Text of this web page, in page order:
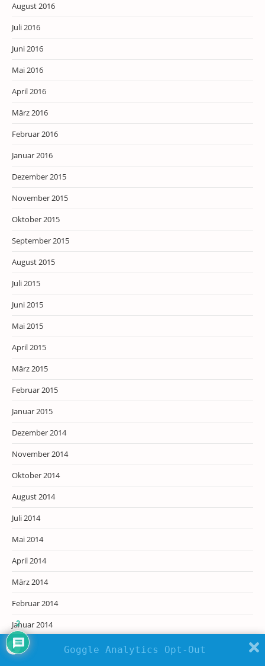
August 2016
Juli 2016
Juni 2016
Mai 2016
April 2016
März 2016
Februar 2016
Januar 2016
Dezember 2015
November 2015
Oktober 2015
September 2015
August 2015
Juli 2015
Juni 2015
Mai 2015
April 2015
März 2015
Februar 2015
Januar 2015
Dezember 2014
November 2014
Oktober 2014
August 2014
Juli 2014
Mai 2014
April 2014
März 2014
Februar 2014
Januar 2014
Dezember 2013Goggle Analytics Opt-Out
2